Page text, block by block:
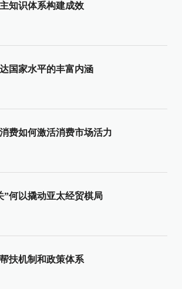
知识体系构建成效
国家水平的丰富内涵
费如何激活消费市场活力
”何以撬动亚太经贸棋局
扶机制和政策体系